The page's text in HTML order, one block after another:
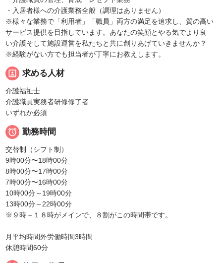
・入居者様への介護業務全般（調理はありません）
※様々な業務で「利用者」「職員」両方の満足を追求し、質の高い
サービス提供を目指しています。あなたの笑顔とやる気でより良
い介護そして施設運営を私たちと共に創りあげていきませんか？
※経験がない方でも担当者が丁寧にお教えします。
portrait 求める人材
介護福祉士
介護職員実務者研修修了者
いずれか必須
 勤務時間
交替制（シフト制）
9時00分〜18時00分
8時00分〜17時00分
7時00分〜16時00分
10時00分～19時00分
13時00分～22時00分
※９時～１８時がメインで、８割がこの時間帯です。
月平均時間外労働時間3時間
休憩時間60分